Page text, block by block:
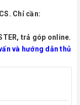
Chỉ cần:
trả góp online.
và hướng dẫn thủ